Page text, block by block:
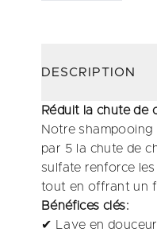
DESCRIPTION
Réduit la chute de
Notre
par 5 la chute de
sulfate renforce
tout en offrant un
Bénéfices clés:
✔ Lave en douceur